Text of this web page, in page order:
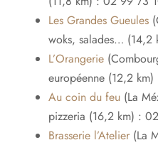
Les Grandes Gueules
woks, salades…
L’Orangerie
européenne (12,2
Au coin du feu (La
pizzeria (16,2 km) :
Brasserie l’Atelier (La